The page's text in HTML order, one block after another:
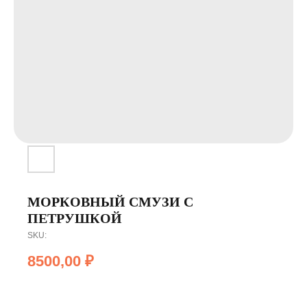
МОРКОВНЫЙ СМУЗИ С
ПЕТРУШКОЙ
SKU:
8500,00 ₽